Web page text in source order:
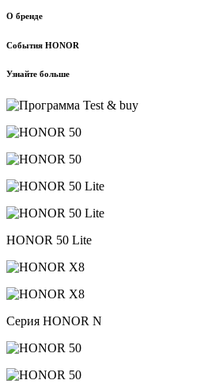
О бренде
События HONOR
Узнайте больше
HONOR 50 Lite
Серия HONOR N